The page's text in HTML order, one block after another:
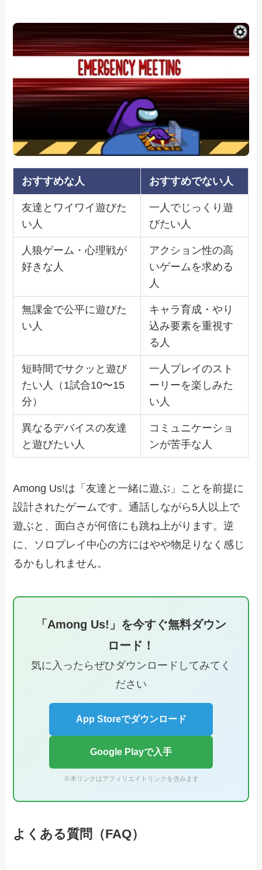
おすすめな人 おすすめでない人
友達とワイワイ遊びた
い人
一人でじっくり遊
びたい人
人狼ゲーム・心理戦が
好きな人
アクション性の高
いゲームを求める
人
無課金で公平に遊びた
い人
キャラ育成・やり
込み要素を重視す
る人
短時間でサクッと遊び
たい人（1試合10〜15
分）
一人プレイのスト
ーリーを楽しみた
い人
異なるデバイスの友達
と遊びたい人
コミュニケーショ
ンが苦手な人
Among Us!は「友達と一緒に遊ぶ」ことを前提に
設計されたゲームです。通話しながら5人以上で
遊ぶと、面白さが何倍にも跳ね上がります。逆
に、ソロプレイ中心の方にはやや物足りなく感じ
るかもしれません。
「Among Us!」を今すぐ無料ダウン
ロード！
気に入ったらぜひダウンロードしてみてく
ださい
App Storeでダウンロード
Google Playで入手
※本リンクはアフィリエイトリンクを含みます
よくある質問（FAQ）